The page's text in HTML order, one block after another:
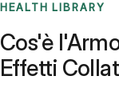
HEALTH LIBRARY
Cos'è
Effetti